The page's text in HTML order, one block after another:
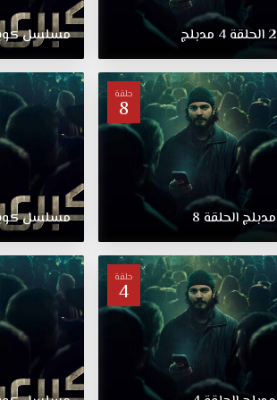
2 الحلقة 4 مدبلج مسلسل
حلقة
8
مدبلج الحلقة 8 مسلسل
حلقة
4